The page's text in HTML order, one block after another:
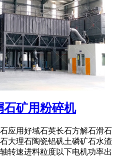
石矿用粉碎机
应用好域石英长石方解石滑石
大理石陶瓷铝矾土磷矿石水渣
转速进料粒度以下电机功率出